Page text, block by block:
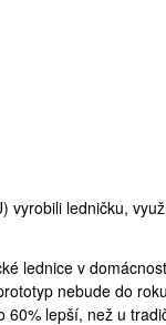
) vyrobili ledničku,
lednice v
nebude do
lepší, než u